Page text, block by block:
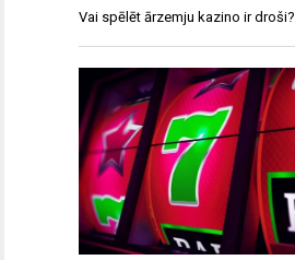
Vai spēlēt ārzemju kazino ir droši?